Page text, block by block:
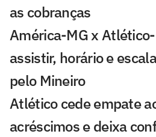
as cobranças
América-MG x
assistir, horário e
pelo Mineiro
Atlético cede empate
acréscimos e deixa